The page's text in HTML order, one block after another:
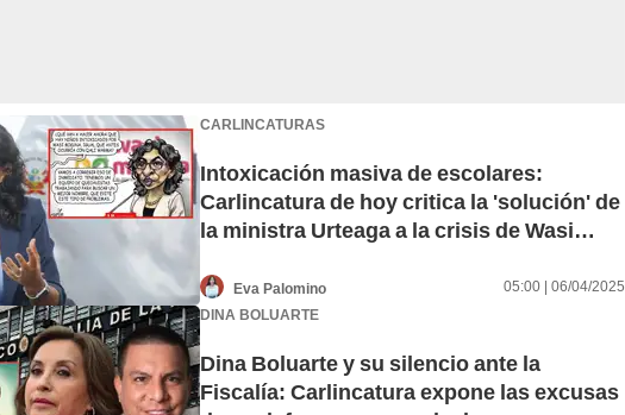
CARLINCATURAS
Intoxicación masiva de escolares:
Carlincatura de hoy critica la 'solución' de
la ministra Urteaga a la crisis de Wasi
Eva Palomino
05:00 | 06/04/2025
DINA BOLUARTE
Dina Boluarte y su silencio ante la
Fiscalía: Carlincatura expone las excusas